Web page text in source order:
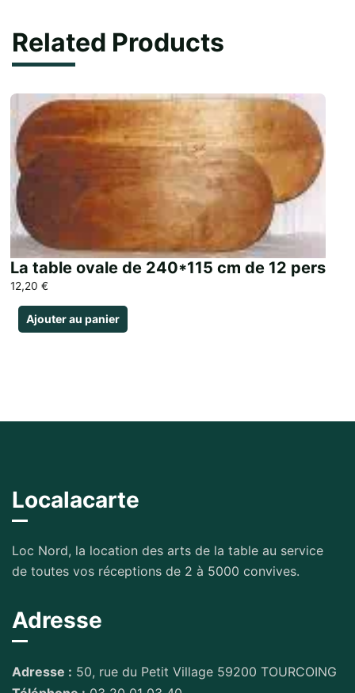
Related Products
La table ovale de 240*115 cm de 12 pers
12,20 €
Ajouter au panier
Localacarte
Loc Nord, la location des arts de la table au service
de toutes vos réceptions de 2 à 5000 convives.
Adresse
Adresse : 50, rue du Petit Village 59200 TOURCOING